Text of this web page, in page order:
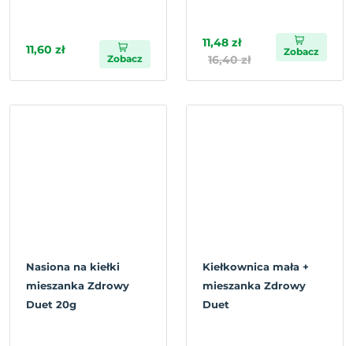
11,60 zł
Zobacz
11,48 zł
16,40 zł
Zobacz
Nasiona na kiełki
mieszanka Zdrowy
Duet 20g
Kiełkownica mała +
mieszanka Zdrowy
Duet